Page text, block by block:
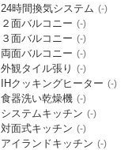
24時間換気システム (-)
２面バルコニー (-)
３面バルコニー (-)
両面バルコニー (-)
外観タイル張り (-)
IHクッキングヒーター (-)
食器洗い乾燥機 (-)
システムキッチン (-)
対面式キッチン (-)
アイランドキッチン (-)